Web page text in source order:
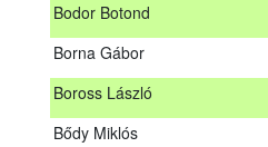
Bodor Botond
Borna Gábor
Boross László
Bődy Miklós